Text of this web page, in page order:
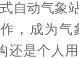
动气象站
，成为气
还是个人